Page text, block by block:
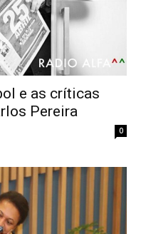
e as críticas
Pereira
0